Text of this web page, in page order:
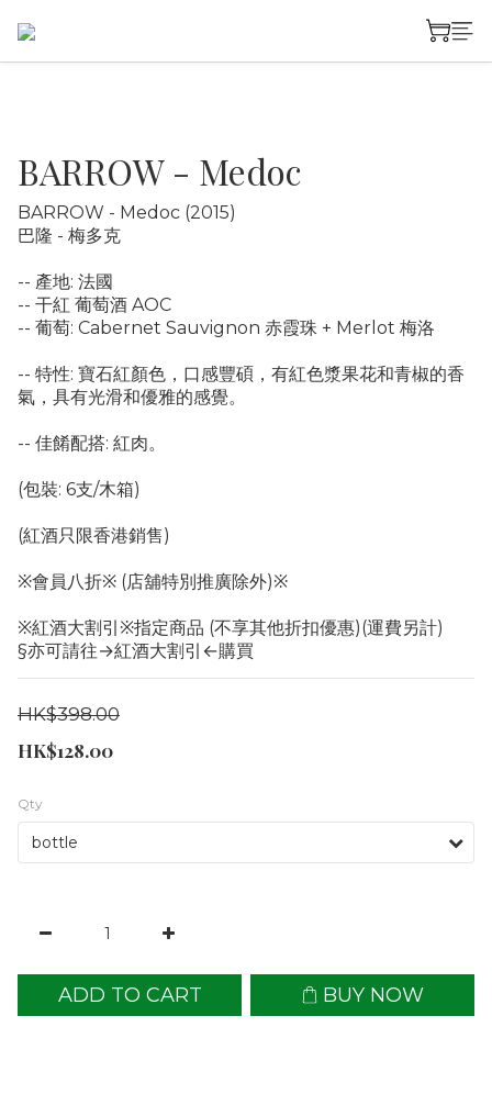
BARROW - Medoc
BARROW - Medoc (2015)
巴隆 - 梅多克
-- 產地: 法國
-- 干紅 葡萄酒 AOC
-- 葡萄: Cabernet Sauvignon 赤霞珠 + Merlot 梅洛
-- 特性: 寶石紅顏色，口感豐碩，有紅色漿果花和青椒的香
氣，具有光滑和優雅的感覺。
-- 佳餚配搭: 紅肉。
(包裝: 6支/木箱)
(紅酒只限香港銷售)
※會員八折※ (店舖特別推廣除外)※
※紅酒大割引※指定商品 (不享其他折扣優惠)(運費另計)
§亦可請往→紅酒大割引←購買
HK$398.00
HK$128.00
Qty
ADD TO CART BUY NOW